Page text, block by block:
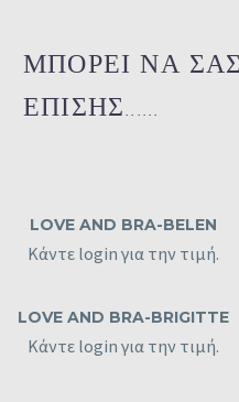
ΜΠΟΡΕΙ ΝΑ
ΕΠΙΣΗΣ......
LOVE AND BRA-BELEN
Κάντε login για την τιμή.
LOVE AND BRA-BRIGITTE
Κάντε login για την τιμή.